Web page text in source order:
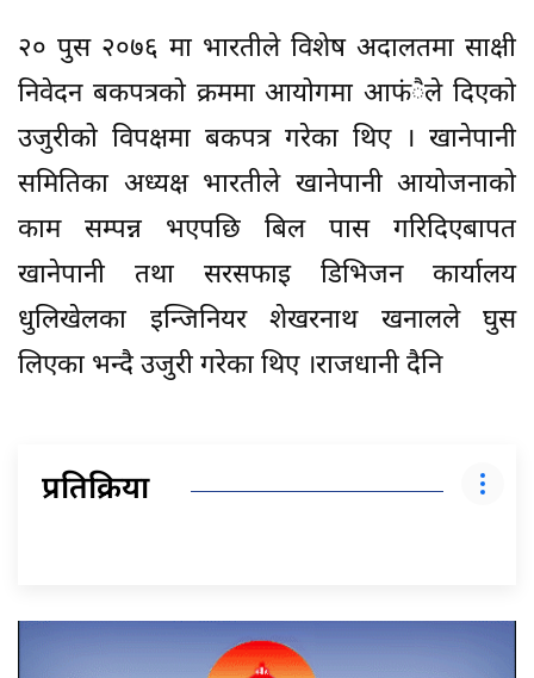
२० पुस २०७६ मा भारतीले विशेष अदालतमा साक्षी
निवेदन बकपत्रको क्रममा आयोगमा आफंैले दिएको
उजुरीको विपक्षमा बकपत्र गरेका थिए । खानेपानी
समितिका अध्यक्ष भारतीले खानेपानी आयोजनाको
काम सम्पन्न भएपछि बिल पास गरिदिएबापत
खानेपानी तथा सरसफाइ डिभिजन कार्यालय
धुलिखेलका इन्जिनियर शेखरनाथ खनालले घुस
लिएका भन्दै उजुरी गरेका थिए ।राजधानी दैनि
प्रतिक्रिया